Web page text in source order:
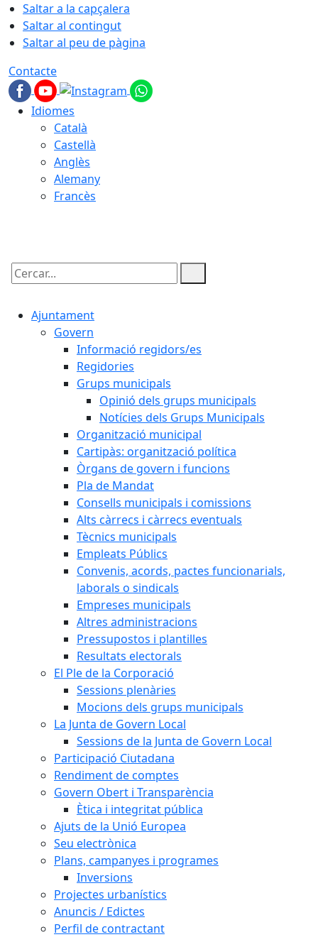
Saltar a la capçalera
Saltar al contingut
Saltar al peu de pàgina
Contacte
Idiomes
Català
Castellà
Anglès
Alemany
Francès
Cercar:
Ajuntament
Govern
Informació regidors/es
Regidories
Grups municipals
Opinió dels grups municipals
Notícies dels Grups Municipals
Organització municipal
Cartipàs: organització política
Òrgans de govern i funcions
Pla de Mandat
Consells municipals i comissions
Alts càrrecs i càrrecs eventuals
Tècnics municipals
Empleats Públics
Convenis, acords, pactes funcionarials,
laborals o sindicals
Empreses municipals
Altres administracions
Pressupostos i plantilles
Resultats electorals
El Ple de la Corporació
Sessions plenàries
Mocions dels grups municipals
La Junta de Govern Local
Sessions de la Junta de Govern Local
Participació Ciutadana
Rendiment de comptes
Govern Obert i Transparència
Ètica i integritat pública
Ajuts de la Unió Europea
Seu electrònica
Plans, campanyes i programes
Inversions
Projectes urbanístics
Anuncis / Edictes
Perfil de contractant